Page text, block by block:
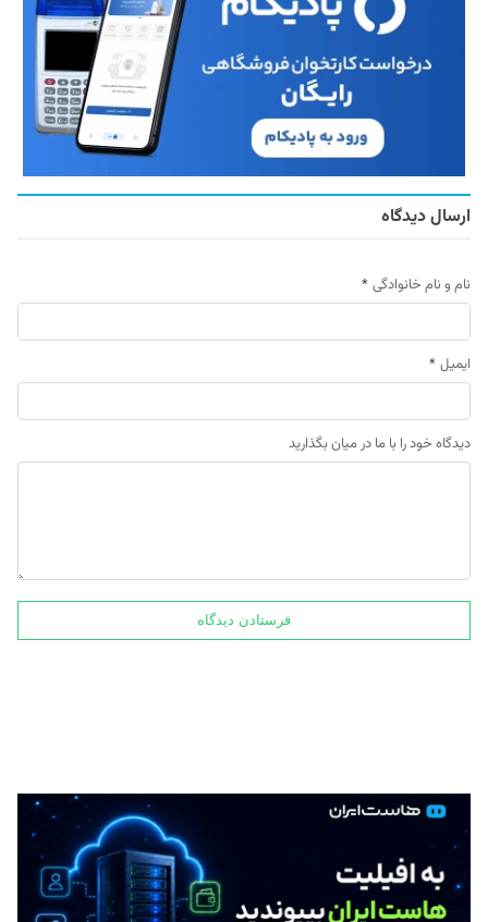
ارسال دیدگاه
نام و نام خانوادگی *
ایمیل *
دیدگاه خود را با ما در میان بگذارید